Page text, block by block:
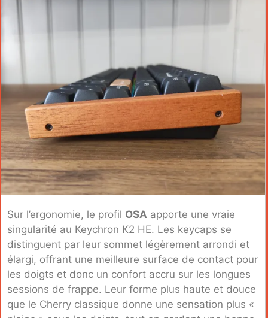
Sur l’ergonomie, le profil OSA apporte une vraie
singularité au Keychron K2 HE. Les keycaps se
distinguent par leur sommet légèrement arrondi et
élargi, offrant une meilleure surface de contact pour
les doigts et donc un confort accru sur les longues
sessions de frappe. Leur forme plus haute et douce
que le Cherry classique donne une sensation plus «